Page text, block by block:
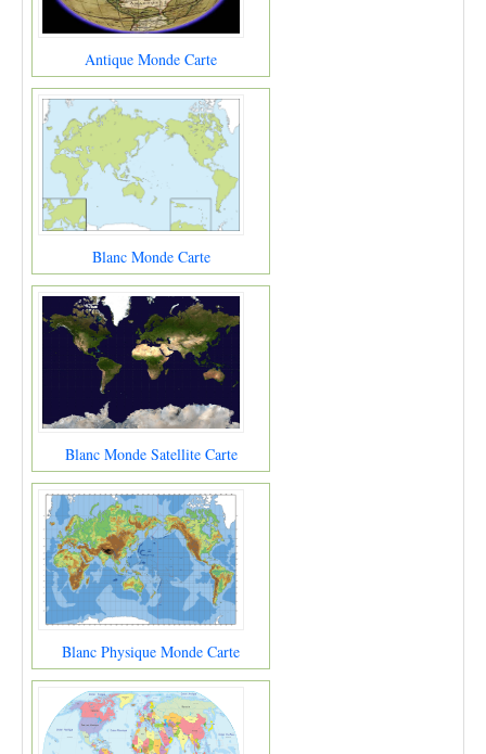
Antique Monde Carte
Blanc Monde Carte
Blanc Monde Satellite Carte
Blanc Physique Monde Carte